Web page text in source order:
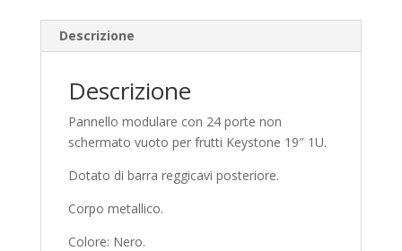
Descrizione
Descrizione
Pannello modulare con 24 porte non
schermato vuoto per frutti Keystone 19″ 1U.
Dotato di barra reggicavi posteriore.
Corpo metallico.
Colore: Nero.